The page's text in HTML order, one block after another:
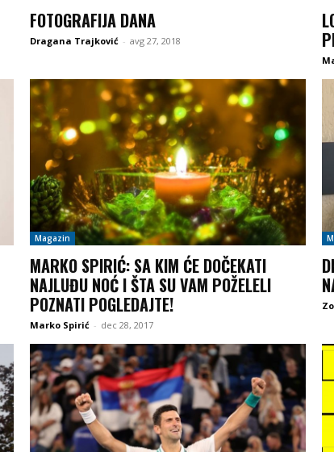
FOTOGRAFIJA DANA
Dragana Trajković - avg 27, 2018
Magazin
MARKO SPIRIĆ: SA KIM ĆE DOČEKATI
NAJLUĐU NOĆ I ŠTA SU VAM POŽELELI
POZNATI POGLEDAJTE!
Marko Spirić - dec 28, 2017